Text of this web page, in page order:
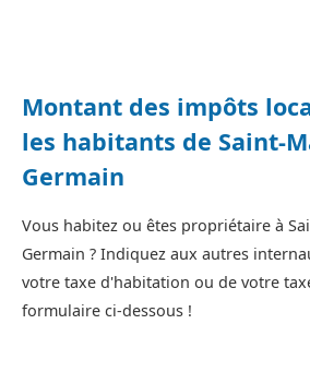
Montant des impôts
les habitants de Saint-
Germain
Vous habitez ou êtes propriétaire à
Germain ? Indiquez aux autres
votre taxe d'habitation ou de votre
formulaire ci-dessous !